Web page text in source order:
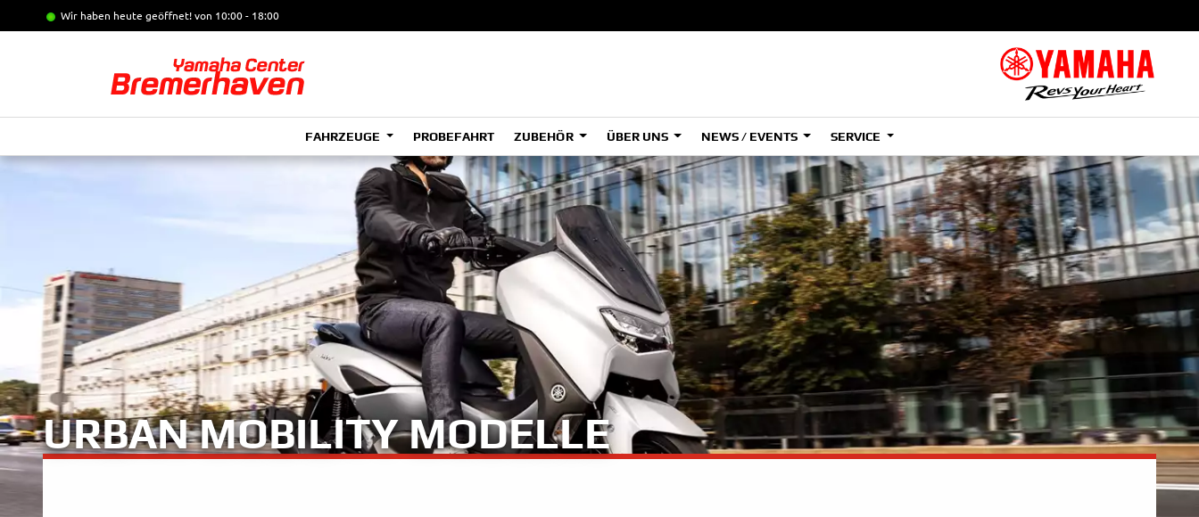
Wir haben heute geöffnet!von 10:00 - 18:00
FAHRZEUGE
ADVENTURE
HYPER NAKED
SPORT HERITAGE
SPORT TOURING
SUPERSPORT
Tenere
700
A
Tenere
700
(Low)
A2
Tenere
700
(Low)
35kW
Tenere
700
35kW
A
Tenere
700
Rally
A2
Tenere
Rally
A A1
PROBEFAHRT ZUBEHÖR ÜBER UNS NEWS / EVENTS SERVICE
URBAN MOBILITY MODELLE